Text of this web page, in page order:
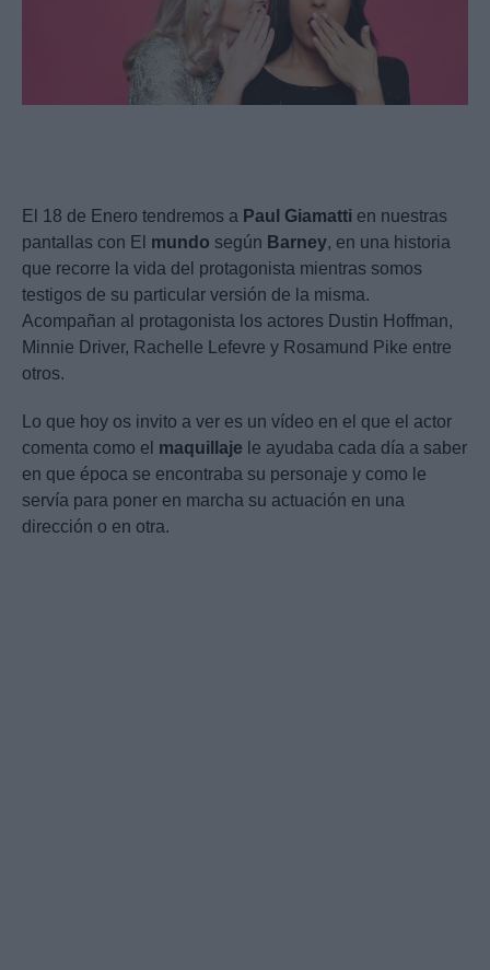
El 18 de Enero tendremos a Paul Giamatti en nuestras
pantallas con El mundo según Barney, en una historia
que recorre la vida del protagonista mientras somos
testigos de su particular versión de la misma.
Acompañan al protagonista los actores Dustin Hoffman,
Minnie Driver, Rachelle Lefevre y Rosamund Pike entre
otros.
Lo que hoy os invito a ver es un vídeo en el que el actor
comenta como el maquillaje le ayudaba cada día a saber
en que época se encontraba su personaje y como le
servía para poner en marcha su actuación en una
dirección o en otra.